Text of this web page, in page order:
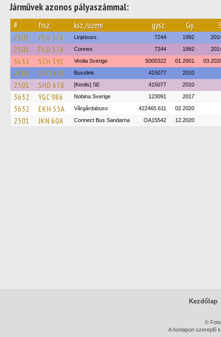
Járművek azonos pályaszámmal:
# frsz. ksz./üzem gysz. Gy.
2501 PLU 576 Linjebuss 7244 1992
2501 PLU 576 Connex 7244 1992
3632 SCH 391 Veolia Sverige S000322 01.2001
2501 SHD 658 Busslink 415077 2010
2501 SHD 658 [Keolis] SE 415077 2010
3632 YGC 986 Nobina Sverige 123091 2017
3632 EKH 55A Vårgårdabuss 422465 611 02.2020
2501 JKN 60A Connect Bus Sandarna OA15542 12.2020
Kezdőlap
©
A honlapon szereplő